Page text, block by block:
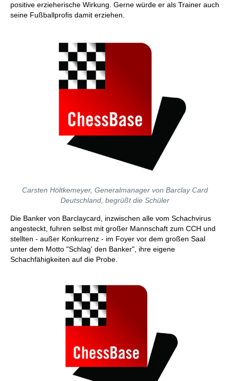
positive erzieherische Wirkung. Gerne würde er als Trainer auch
seine Fußballprofis damit erziehen.
Carsten Höltkemeyer, Generalmanager von Barclay Card
Deutschland, begrüßt die Schüler
Die Banker von Barclaycard, inzwischen alle vom Schachvirus
angesteckt, fuhren selbst mit großer Mannschaft zum CCH und
stellten - außer Konkurrenz - im Foyer vor dem großen Saal
unter dem Motto "Schlag' den Banker", ihre eigene
Schachfähigkeiten auf die Probe.